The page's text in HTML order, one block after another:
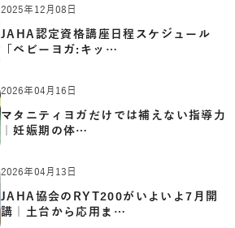
2025年12月08日
JAHA認定資格講座日程スケジュール
「ベビーヨガ:キッ…
2026年04月16日
マタニティヨガだけでは補えない指導力
｜妊娠期の体…
2026年04月13日
JAHA協会のRYT200がいよいよ7月開
講｜土台から応用ま…